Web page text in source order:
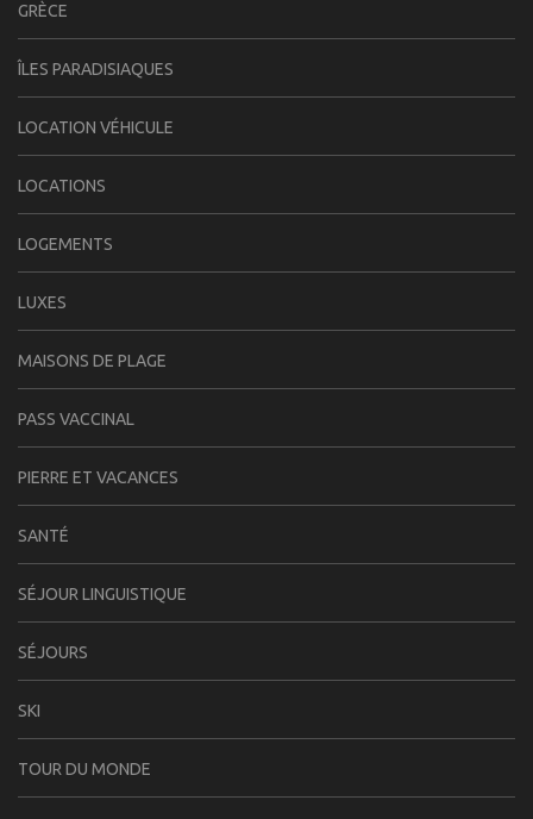
GRÈCE
ÎLES PARADISIAQUES
LOCATION VÉHICULE
LOCATIONS
LOGEMENTS
LUXES
MAISONS DE PLAGE
PASS VACCINAL
PIERRE ET VACANCES
SANTÉ
SÉJOUR LINGUISTIQUE
SÉJOURS
SKI
TOUR DU MONDE